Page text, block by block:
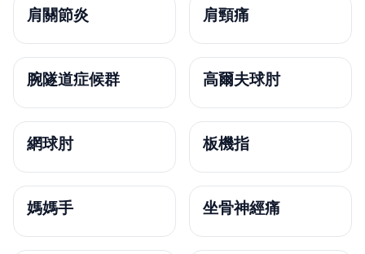
肩關節炎 肩頸痛
腕隧道症候群 高爾夫球肘
網球肘 板機指
媽媽手 坐骨神經痛